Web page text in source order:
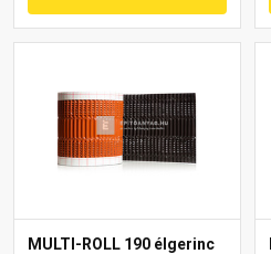
MULTI-ROLL 190 élgerinc